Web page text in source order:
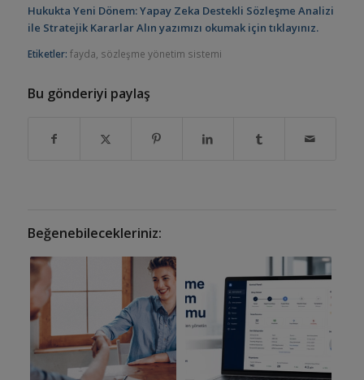
Hukukta Yeni Dönem: Yapay Zeka Destekli Sözleşme Analizi
ile Stratejik Kararlar Alın yazımızı okumak için tıklayınız.
Etiketler: fayda sözleşme yönetim sistemi
Bu gönderiyi paylaş
Beğenebilecekleriniz: